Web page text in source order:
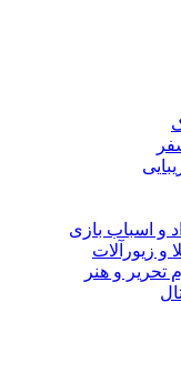
و اسباب بازی
و زیورآلات
تحریر و هنر